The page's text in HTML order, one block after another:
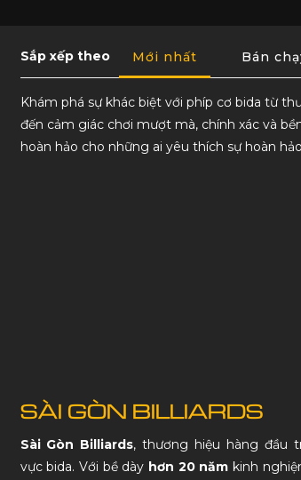
Sắp xếp theo Mới nhất Bán
Khám phá sự khác biệt với phíp cơ bida từ
đến cảm giác chơi mượt mà, chính xác và
hoàn hảo cho những ai yêu thích sự hoàn
SÀI GÒN BILLIARDS
Sài Gòn Billiards, thương hiệu hàng đầu
vực bida. Với bề dày hơn 20 năm kinh